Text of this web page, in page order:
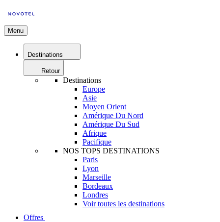
Menu
Destinations
Retour
Destinations
Europe
Asie
Moyen Orient
Amérique Du Nord
Amérique Du Sud
Afrique
Pacifique
NOS TOPS DESTINATIONS
Paris
Lyon
Marseille
Bordeaux
Londres
Voir toutes les destinations
Offres